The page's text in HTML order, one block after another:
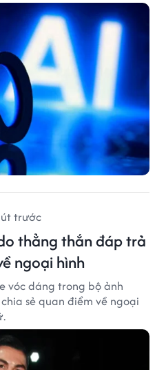
trước
thẳng thắn đáp trả
ngoại hình
vóc dáng trong bộ ảnh
sẻ quan điểm về ngoại